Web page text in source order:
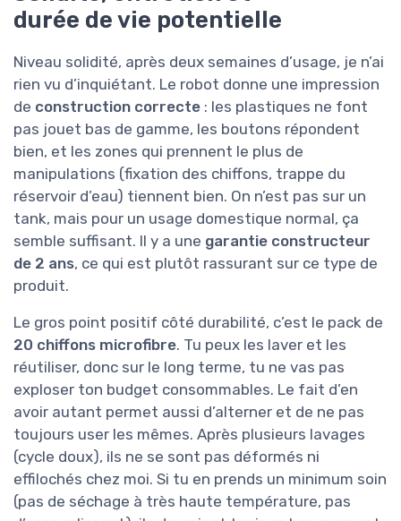
durée de vie potentielle
Niveau solidité, après deux semaines d’usage, je n’ai
rien vu d’inquiétant. Le robot donne une impression
de construction correcte : les plastiques ne font
pas jouet bas de gamme, les boutons répondent
bien, et les zones qui prennent le plus de
manipulations (fixation des chiffons, trappe du
réservoir d’eau) tiennent bien. On n’est pas sur un
tank, mais pour un usage domestique normal, ça
semble suffisant. Il y a une garantie constructeur
de 2 ans, ce qui est plutôt rassurant sur ce type de
produit.
Le gros point positif côté durabilité, c’est le pack de
20 chiffons microfibre. Tu peux les laver et les
réutiliser, donc sur le long terme, tu ne vas pas
exploser ton budget consommables. Le fait d’en
avoir autant permet aussi d’alterner et de ne pas
toujours user les mêmes. Après plusieurs lavages
(cycle doux), ils ne se sont pas déformés ni
effilochés chez moi. Si tu en prends un minimum soin
(pas de séchage à très haute température, pas